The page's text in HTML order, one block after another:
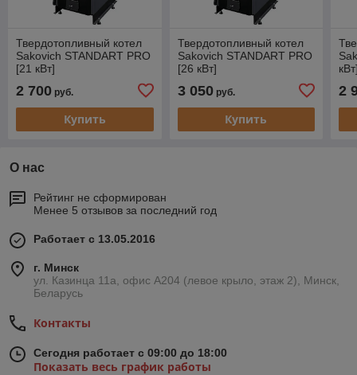
Твердотопливный котел
Sakovich STANDART PRO
[21 кВт]
2 700 руб.
Купить
Твердотопливный котел
Sakovich STANDART PRO
[26 кВт]
3 050руб.
Купить
2
О нас
Рейтинг не сформирован
Менее 5 отзывов за последний год
Работает с 13.05.2016
г. Минск
ул. Казинца 11а, офис А204 (левое крыло, этаж 2), Минск,
Беларусь
Контакты
Сегодня работает с 09:00 до 18:00
Показать весь график работы